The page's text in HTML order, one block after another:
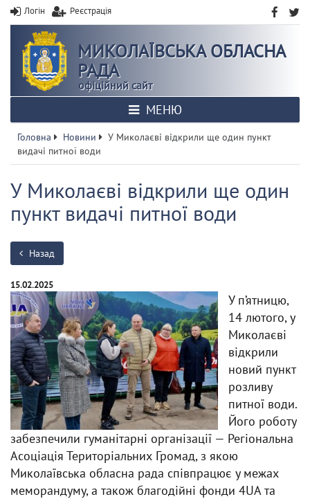
Логін Реєстрація
МИКОЛАЇВСЬКА ОБЛАСНА
РАДА
офіційний сайт
МЕНЮ
Головна Новини
У Миколаєві відкрили ще один пункт
видачі питної води
У Миколаєві відкрили ще один
пункт видачі питної води
Назад
15.02.2025
У п’ятницю,
14 лютого, у
Миколаєві
відкрили
новий пункт
розливу
питної води.
Його роботу
забезпечили гуманітарні організації — Регіональна
Асоціація Територіальних Громад, з якою
Миколаївська обласна рада співпрацює у межах
меморандуму, а також благодійні фонди 4UA та